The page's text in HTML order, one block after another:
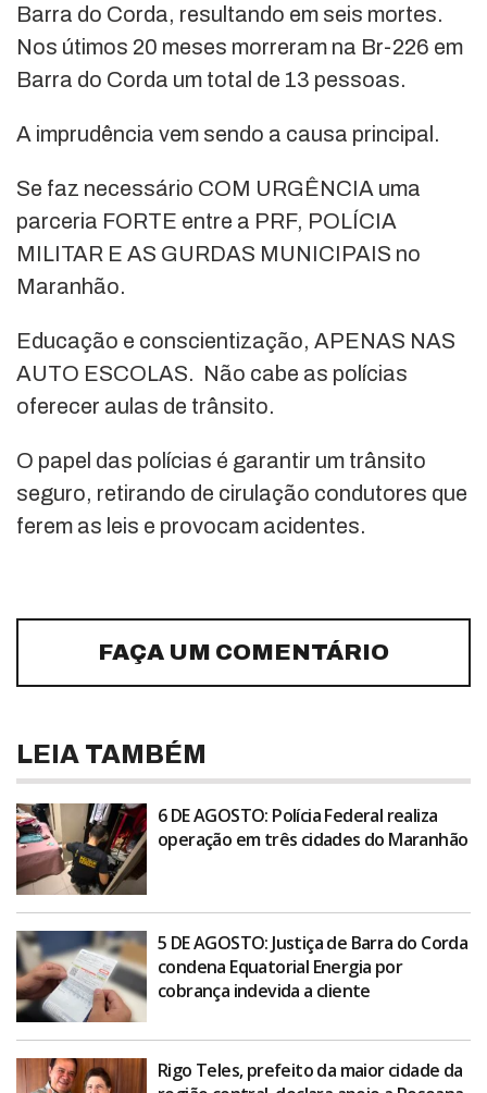
Barra do Corda, resultando em seis mortes.
Nos útimos 20 meses morreram na Br-226 em
Barra do Corda um total de 13 pessoas.
A imprudência vem sendo a causa principal.
Se faz necessário COM URGÊNCIA uma
parceria FORTE entre a PRF, POLÍCIA
MILITAR E AS GURDAS MUNICIPAIS no
Maranhão.
Educação e conscientização, APENAS NAS
AUTO ESCOLAS. Não cabe as polícias
oferecer aulas de trânsito.
O papel das polícias é garantir um trânsito
seguro, retirando de cirulação condutores que
ferem as leis e provocam acidentes.
FAÇA UM COMENTÁRIO
LEIA TAMBÉM
6 DE AGOSTO: Polícia Federal realiza
operação em três cidades do Maranhão
5 DE AGOSTO: Justiça de Barra do Corda
condena Equatorial Energia por
cobrança indevida a cliente
Rigo Teles, prefeito da maior cidade da